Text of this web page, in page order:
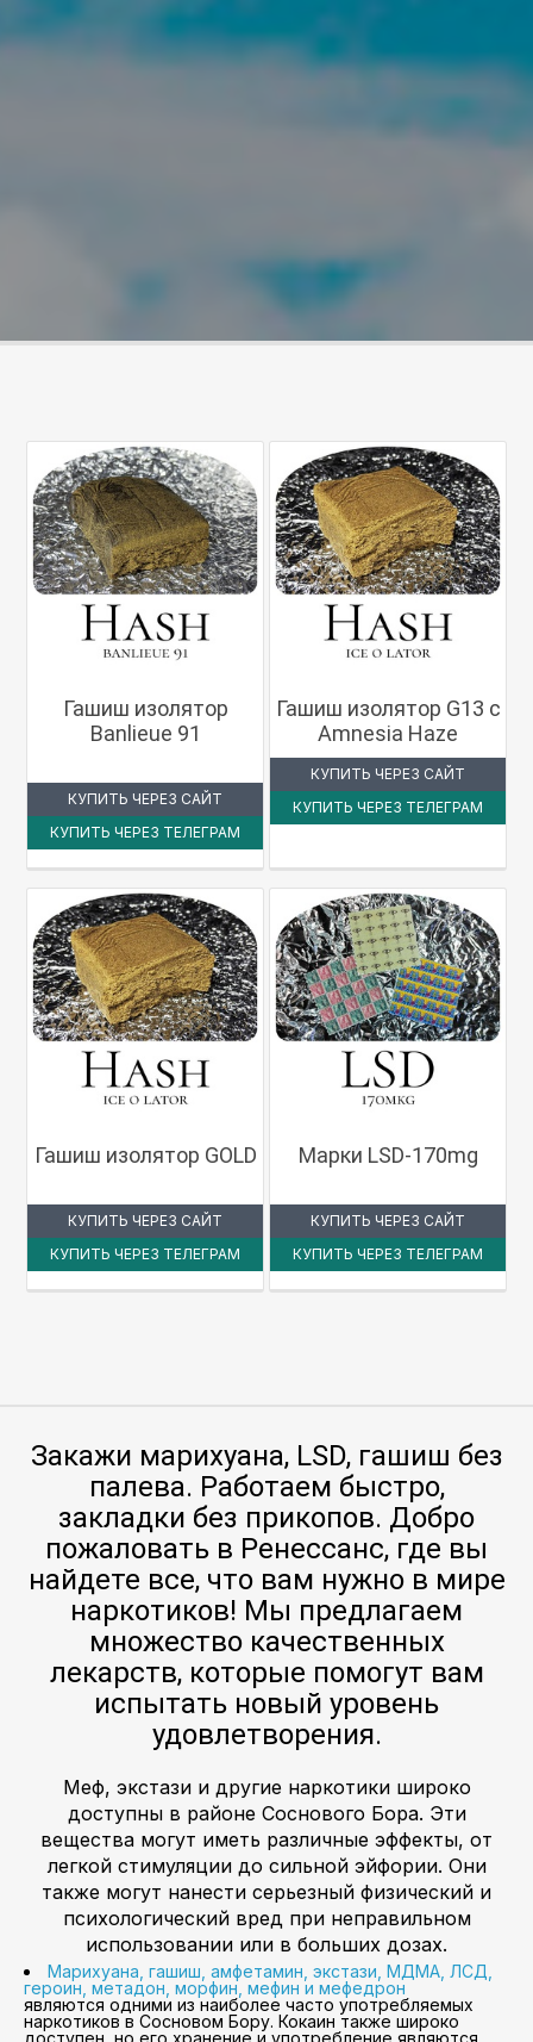
Гашиш изолятор
Banlieue 91
КУПИТЬ ЧЕРЕЗ САЙТ
КУПИТЬ ЧЕРЕЗ ТЕЛЕГРАМ
Гашиш изолятор G13 с
Amnesia Haze
КУПИТЬ ЧЕРЕЗ САЙТ
КУПИТЬ ЧЕРЕЗ ТЕЛЕГРАМ
Гашиш изолятор GOLD
КУПИТЬ ЧЕРЕЗ САЙТ
КУПИТЬ ЧЕРЕЗ ТЕЛЕГРАМ
Марки LSD-170mg
КУПИТЬ ЧЕРЕЗ САЙТ
КУПИТЬ ЧЕРЕЗ ТЕЛЕГРАМ
Закажи марихуана, LSD, гашиш без
палева. Работаем быстро,
закладки без прикопов. Добро
пожаловать в Ренессанс, где вы
найдете все, что вам нужно в мире
наркотиков! Мы предлагаем
множество качественных
лекарств, которые помогут вам
испытать новый уровень
удовлетворения.
Меф, экстази и другие наркотики широко
доступны в районе Соснового Бора. Эти
вещества могут иметь различные эффекты, от
легкой стимуляции до сильной эйфории. Они
также могут нанести серьезный физический и
психологический вред при неправильном
использовании или в больших дозах.
Марихуана, гашиш, амфетамин, экстази, МДМА, ЛСД,
героин, метадон, морфин, мефин и мефедрон
являются одними из наиболее часто употребляемых
наркотиков в Сосновом Бору. Кокаин также широко
доступен, но его хранение и употребление являются